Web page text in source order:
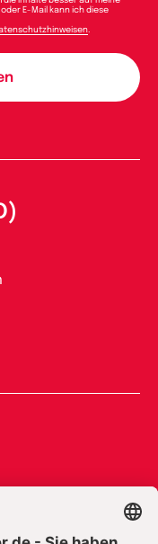
E-Mail kann ich diese
.
Datenschutz